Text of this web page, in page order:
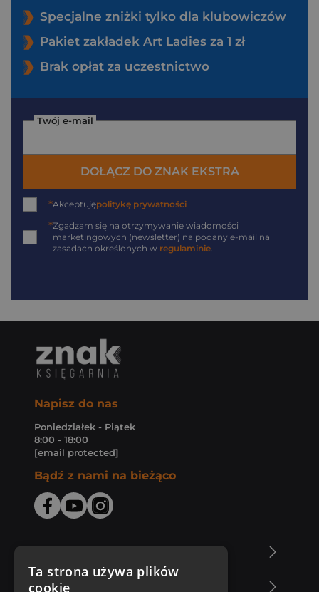
Specjalne zniżki tylko dla klubowiczów
Pakiet zakładek Art Ladies za 1 zł
Brak opłat za uczestnictwo
Twój e-mail
DOŁĄCZ DO ZNAK EKSTRA
*Akceptujępolitykę prywatności
*Zgadzam się na otrzymywanie wiadomości
marketingowych (newsletter) na podany e-mail na
zasadach określonych w regulaminie.
Napisz do nas
Poniedziałek - Piątek
8:00 - 18:00
[email protected]
Bądź z nami na bieżąco
Zakupy u nas
Ta strona używa plików
cookie